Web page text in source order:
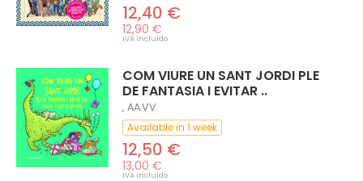
12,40 €
12,90 €
IVA incluido
COM VIURE UN SANT JORDI PLE
DE FANTASIA I EVITAR ..
, AA.VV.
Available in 1 week
12,50 €
13,00 €
IVA incluido